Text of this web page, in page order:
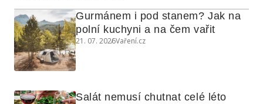
Gurmánem i pod stanem? Jak na
polní kuchyni a na čem vařit
21. 07. 2026Vaření.cz
Salát nemusí chutnat celé léto